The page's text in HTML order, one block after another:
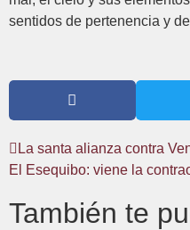
sentidos de pertenencia y
La santa alianza contra
El Esequibo: viene la
También te